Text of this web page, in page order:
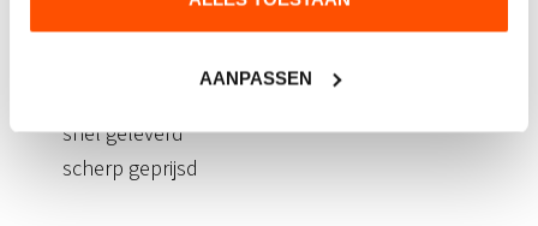
AANPASSEN
makkelijk mee te nemen in de bijgeleverde tas
snel geleverd
scherp geprijsd